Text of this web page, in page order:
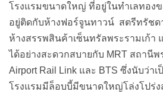
ห้างสรรพสินค้าเซ็นทรัลพระรามเก้า
ได้อย่างสะดวกสบายกับ MRT สถานีพ
Airport Rail Link และ BTS ซึ่งนับว่า
โรงแรมมีล็อบบี้มีขนาดใหญ่โล่งโปร่ง
อย่างสวยงาม พนักงานบริการดี และ
ทั้งหมด 402 ห้อง และมีห้องพักให้เลื